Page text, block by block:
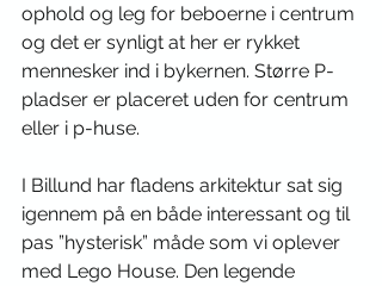
ophold og leg for beboerne i centrum
og det er synligt at her er rykket
mennesker ind i bykernen. Større P-
pladser er placeret uden for centrum
eller i p-huse.
I Billund har fladens arkitektur sat sig
igennem på en både interessant og til
pas ”hysterisk” måde som vi oplever
med Lego House. Den legende